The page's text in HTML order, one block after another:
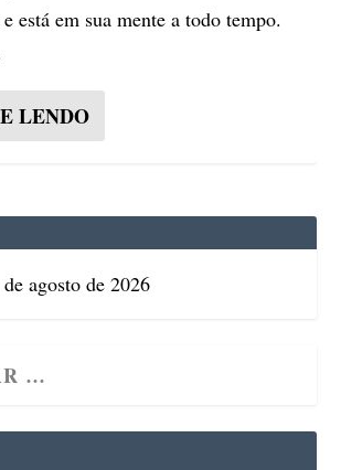
está em sua mente a todo tempo.
LENDO
agosto de 2026